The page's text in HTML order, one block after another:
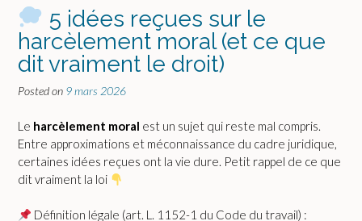
5 idées reçues sur le
harcèlement moral (et ce que
dit vraiment le droit)
Posted on 9 mars 2026
Le harcèlement moral est un sujet qui reste mal compris.
Entre approximations et méconnaissance du cadre juridique,
certaines idées reçues ont la vie dure. Petit rappel de ce que
dit vraiment la loi
Définition légale (art. L. 1152-1 du Code du travail) :